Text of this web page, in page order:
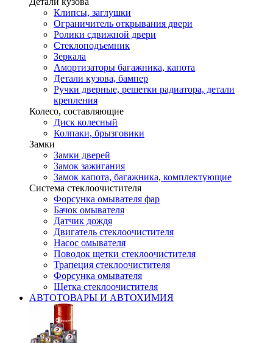
Клипсы, заглушки
Ограничитель открывания двери
Ролики сдвижной двери
Стеклоподъемник
Зеркала
Амортизаторы багажника, капота
Детали кузова, бампер
Ручки дверные, решетки радиатора, детали
крепления
Колесо, составляющие
Диск колесный
Колпаки, брызговики
Замки
Замки дверей
Замок зажигания
Замок капота, багажника, комплектующие
Система стеклоочистителя
Форсунка омывателя фар
Бачок омывателя
Датчик дождя
Двигатель стеклоочистителя
Насос омывателя
Поводок щетки стеклоочистителя
Трапеция стеклоочистителя
Форсунка омывателя
Щетка стеклоочистителя
АВТОТОВАРЫ И АВТОХИМИЯ